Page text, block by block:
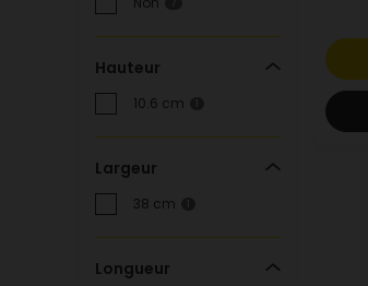
Hauteur
10.6 cm
Largeur
38 cm
Longueur